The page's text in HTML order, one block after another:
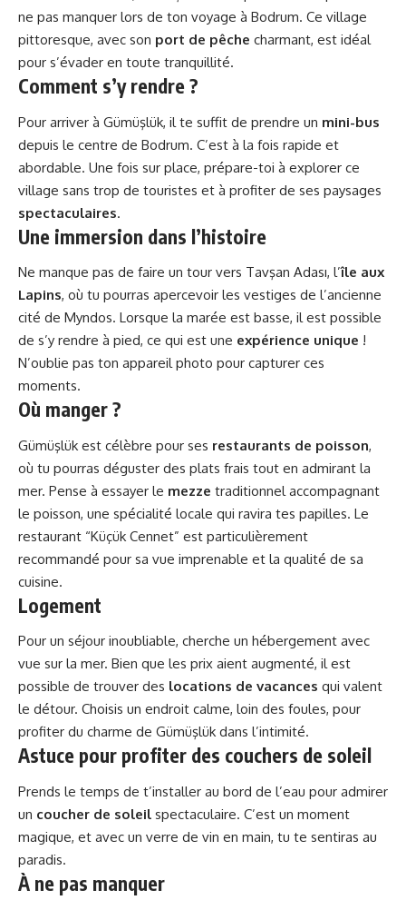
ne pas manquer lors de ton voyage à Bodrum. Ce village
pittoresque, avec son port de pêche charmant, est idéal
pour s’évader en toute tranquillité.
Comment s’y rendre ?
Pour arriver à Gümüşlük, il te suffit de prendre un mini-bus
depuis le centre de Bodrum. C’est à la fois rapide et
abordable. Une fois sur place, prépare-toi à explorer ce
village sans trop de touristes et à profiter de ses paysages
spectaculaires.
Une immersion dans l’histoire
Ne manque pas de faire un tour vers Tavşan Adası, l’île aux
Lapins, où tu pourras apercevoir les vestiges de l’ancienne
cité de Myndos. Lorsque la marée est basse, il est possible
de s’y rendre à pied, ce qui est une expérience unique !
N’oublie pas ton appareil photo pour capturer ces
moments.
Où manger ?
Gümüşlük est célèbre pour ses restaurants de poisson,
où tu pourras déguster des plats frais tout en admirant la
mer. Pense à essayer le mezze traditionnel accompagnant
le poisson, une spécialité locale qui ravira tes papilles. Le
restaurant “Küçük Cennet” est particulièrement
recommandé pour sa vue imprenable et la qualité de sa
cuisine.
Logement
Pour un séjour inoubliable, cherche un hébergement avec
vue sur la mer. Bien que les prix aient augmenté, il est
possible de trouver des locations de vacances qui valent
le détour. Choisis un endroit calme, loin des foules, pour
profiter du charme de Gümüşlük dans l’intimité.
Astuce pour profiter des couchers de soleil
Prends le temps de t’installer au bord de l’eau pour admirer
un coucher de soleil spectaculaire. C’est un moment
magique, et avec un verre de vin en main, tu te sentiras au
paradis.
À ne pas manquer